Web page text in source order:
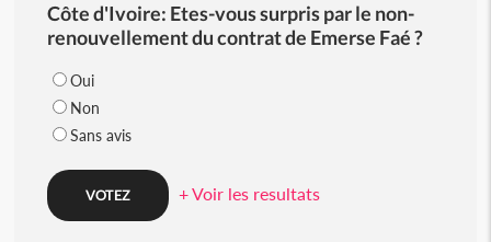
Côte d'Ivoire: Etes-vous surpris par le non-
renouvellement du contrat de Emerse Faé ?
Oui
Non
Sans avis
+ Voir les resultats